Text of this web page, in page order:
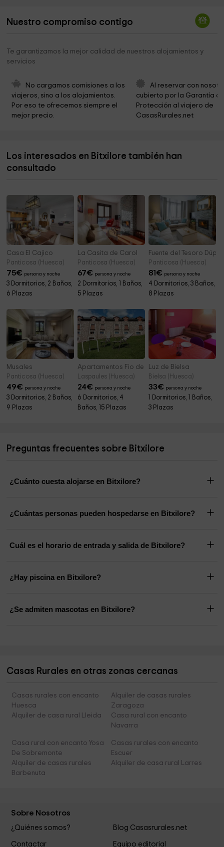
Iglesia de Santa María de Gavín 2,5 km
Oros Alto
Zoque de Santa Elena
Dolmen de Santa Elena
Fuente De Santa Elena 3,6 km
Iglesia Mozárabe de Orós Bajo
Nuestro compromiso contigo
Te garantizamos la mejor calidad de nuestros alojamientos y
servicios
No cargamos comisiones a los
viajeros, sino a los alojamientos.
Por eso te ofrecemos siempre el
mejor precio.
Al reservar con
cubierto por la Garantía
Protección al viajero de
CasasRurales.net
Los interesados en Bitxilore también han
consultado
Casa El Cajico
Panticosa (Huesca)
75€ persona y noche
3 Dormitorios, 2 Baños,
6 Plazas
La Casita de Carol
Panticosa (Huesca)
67€ persona y noche
2 Dormitorios, 1 Baños,
5 Plazas
Fuente del Tesoro
Panticosa (Huesca)
81€ persona y noche
4 Dormitorios, 3 Baños,
8 Plazas
Musales
Panticosa (Huesca)
49€ persona y noche
3 Dormitorios, 2 Baños,
9 Plazas
Apartamentos Fio de Neu
Laspaules (Huesca)
24€ persona y noche
6 Dormitorios, 4
Baños, 15 Plazas
Luz de Bielsa
Bielsa (Huesca)
33€ persona y noche
1 Dormitorios, 1 Baños,
3 Plazas
Preguntas frecuentes sobre Bitxilore
¿Cuánto cuesta alojarse en Bitxilore?
¿Cuántas personas pueden hospedarse en Bitxilore?
Cuál es el horario de entrada y salida de Bitxilore?
¿Hay piscina en Bitxilore?
¿Se admiten mascotas en Bitxilore?
Casas Rurales en otras zonas cercanas
Casas rurales con encanto
Huesca
Alquiler de casas rurales
Zaragoza
Alquiler de casa rural Lleida
Casa rural con encanto
Navarra
Casa rural con encanto Yosa
De Sobremonte
Casas rurales con encanto
Escuer
Alquiler de casas rurales
Barbenuta
Alquiler de casa rural Larres
Sobre Nosotros
¿Quiénes somos? Blog Casasrurales.net
Contactar Equipo editorial